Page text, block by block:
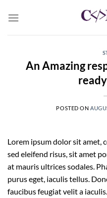
An Amazing
POSTED ON
Lorem ipsum dolor sit amet,
sed eleifend risus, sit amet
at mauris ultrices sodales.
purus eget, iaculis tellus.
faucibus feugiat velit a